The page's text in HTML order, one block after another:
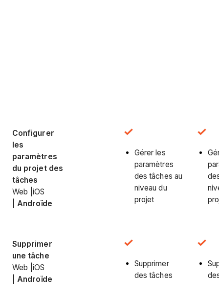
Configurer
les
paramètres
du projet des
tâches
Web |iOS
Androïde
Gérer les
paramètres
des tâches au
niveau du
projet
Supprimer
une tâche
Web |iOS
Androïde
Supprimer
des tâches